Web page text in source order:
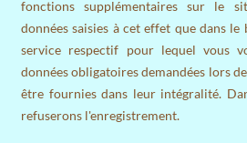
fonctions supplémentaires sur le
données saisies à cet effet que dans
service respectif pour lequel vous
données obligatoires demandées lors
être fournies dans leur intégralité.
refuserons l'enregistrement.